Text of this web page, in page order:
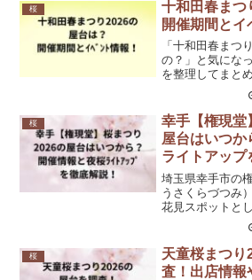
桜
十和田春まつ
開催期間とイ
「十和田春まつ
の？」と気にな
を整理してまと
けお伝えすると
つり」や「十和
多いですが、公
内での正式表記
桜
幸手【権現堂
屋台はいつか
ライトアップ
埼玉県幸手市の
うさくらづつみ
花見スポットと
私もはじめて写
埼玉にあるの？
す。約1kmにわ
元に広がる黄色
桜
天童桜まつり
査！出店情報